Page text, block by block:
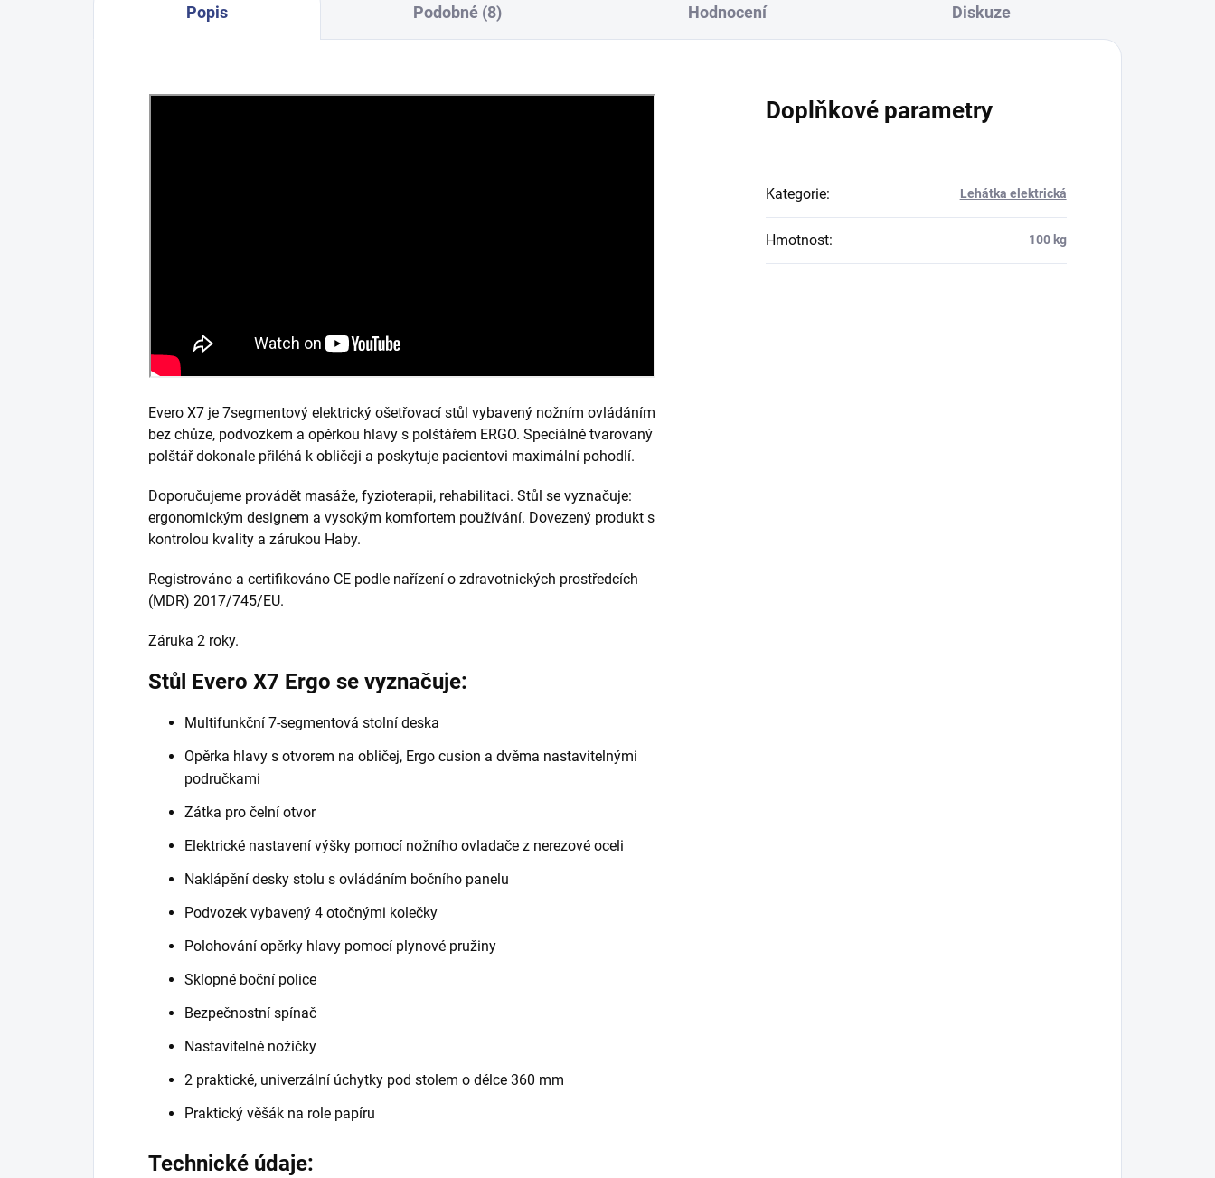
Popis Podobné (8) Hodnocení Diskuze
Evero X7 je 7segmentový elektrický ošetřovací stůl vybavený nožním ovládáním
bez chůze, podvozkem a opěrkou hlavy s polštářem ERGO. Speciálně tvarovaný
polštář dokonale přiléhá k obličeji a poskytuje pacientovi maximální pohodlí.
Doporučujeme provádět masáže, fyzioterapii, rehabilitaci. Stůl se vyznačuje:
ergonomickým designem a vysokým komfortem používání. Dovezený produkt s
kontrolou kvality a zárukou Haby.
Registrováno a certifikováno CE podle nařízení o zdravotnických prostředcích
(MDR) 2017/745/EU.
Záruka 2 roky.
Stůl Evero X7 Ergo se vyznačuje:
Multifunkční 7-segmentová stolní deska
Opěrka hlavy s otvorem na obličej, Ergo cusion a dvěma nastavitelnými
područkami
Zátka pro čelní otvor
Elektrické nastavení výšky pomocí nožního ovladače z nerezové oceli
Naklápění desky stolu s ovládáním bočního panelu
Podvozek vybavený 4 otočnými kolečky
Polohování opěrky hlavy pomocí plynové pružiny
Sklopné boční police
Bezpečnostní spínač
Nastavitelné nožičky
2 praktické, univerzální úchytky pod stolem o délce 360 mm
Praktický věšák na role papíru
Technické údaje:
Doplňkové parametry
Kategorie: Lehátka elektrická
Hmotnost: 100 kg